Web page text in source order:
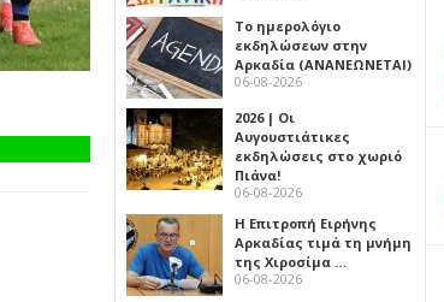
Το ημερολόγιο
εκδηλώσεων στην
Αρκαδία (ΑΝΑΝΕΩΝΕΤΑΙ)
06-08-2026
2026 | Οι
Αυγουστιάτικες
εκδηλώσεις στο χωριό
Πιάνα!
06-08-2026
Η Επιτροπή Ειρήνης
Αρκαδίας τιμά τη μνήμη
της Χιροσίμα …
06-08-2026